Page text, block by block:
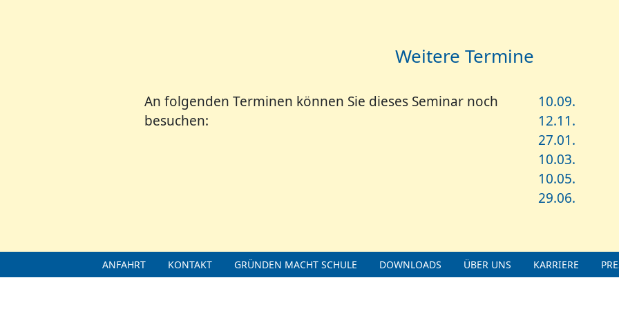
Weitere Termine
An folgenden Terminen können Sie dieses Seminar noch
besuchen:
10.09.
12.11.
27.01.
10.03.
10.05.
29.06.
ANFAHRT KONTAKT GRÜNDEN MACHT SCHULE DOWNLOADS ÜBER UNS KARRIERE